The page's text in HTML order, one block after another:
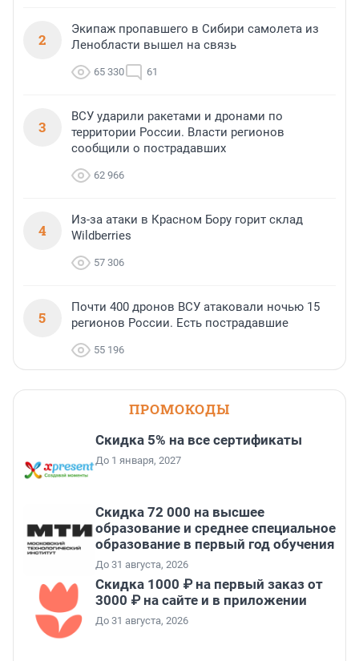
2
Экипаж пропавшего в Сибири самолета из
Ленобласти вышел на связь
65 330 61
3
ВСУ ударили ракетами и дронами по
территории России. Власти регионов
сообщили о пострадавших
62 966
4
Из-за атаки в Красном Бору горит склад
Wildberries
57 306
5
Почти 400 дронов ВСУ атаковали ночью 15
регионов России. Есть пострадавшие
55 196
ПРОМОКОДЫ
Скидка 5% на все сертификаты
До 1 января, 2027
Скидка 72 000 на высшее
образование и среднее специальное
образование в первый год обучения
До 31 августа, 2026
Скидка 1000 ₽ на первый заказ от
3000 ₽ на сайте и в приложении
До 31 августа, 2026